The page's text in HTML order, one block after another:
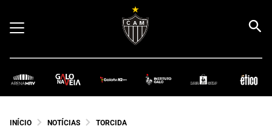
INÍCIO NOTÍCIAS TORCIDA